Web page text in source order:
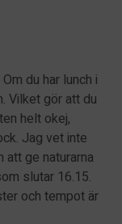
du har lunch i
Vilket gör att du
helt okej,
Jag vet inte
ge naturarna
slutar 16.15.
och tempot är